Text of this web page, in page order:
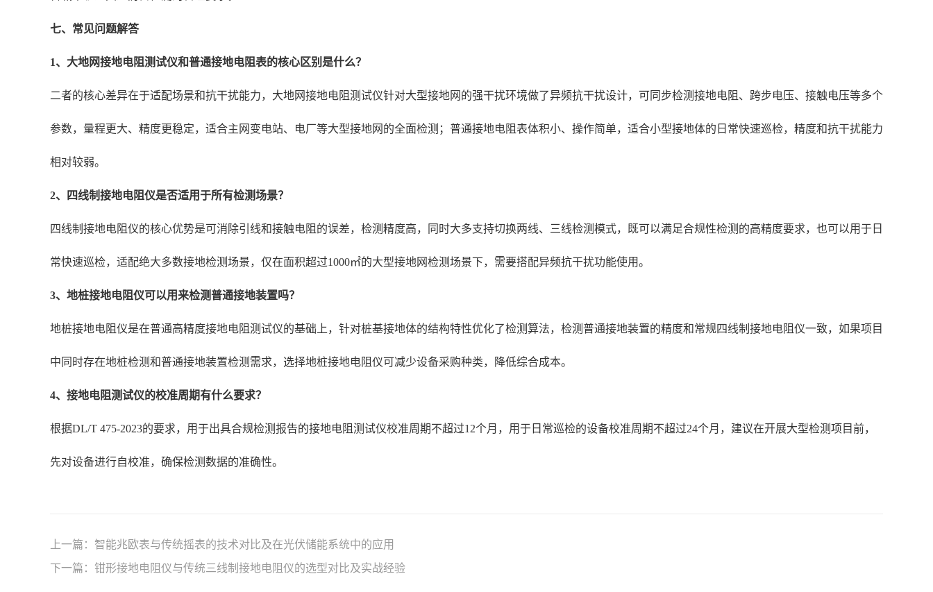
七、常见问题解答
1、大地网接地电阻测试仪和普通接地电阻表的核心区别是什么？
二者的核心差异在于适配场景和抗干扰能力，大地网接地电阻测试仪针对大型接地网的强干扰环境做了异频抗干扰设计，可同步检测接地电阻、跨步电压、接触电压等多个
参数，量程更大、精度更稳定，适合主网变电站、电厂等大型接地网的全面检测；普通接地电阻表体积小、操作简单，适合小型接地体的日常快速巡检，精度和抗干扰能力
相对较弱。
2、四线制接地电阻仪是否适用于所有检测场景？
四线制接地电阻仪的核心优势是可消除引线和接触电阻的误差，检测精度高，同时大多支持切换两线、三线检测模式，既可以满足合规性检测的高精度要求，也可以用于日
常快速巡检，适配绝大多数接地检测场景，仅在面积超过1000㎡的大型接地网检测场景下，需要搭配异频抗干扰功能使用。
3、地桩接地电阻仪可以用来检测普通接地装置吗？
地桩接地电阻仪是在普通高精度接地电阻测试仪的基础上，针对桩基接地体的结构特性优化了检测算法，检测普通接地装置的精度和常规四线制接地电阻仪一致，如果项目
中同时存在地桩检测和普通接地装置检测需求，选择地桩接地电阻仪可减少设备采购种类，降低综合成本。
4、接地电阻测试仪的校准周期有什么要求？
根据DL/T 475-2023的要求，用于出具合规检测报告的接地电阻测试仪校准周期不超过12个月，用于日常巡检的设备校准周期不超过24个月，建议在开展大型检测项目前，
先对设备进行自校准，确保检测数据的准确性。
上一篇： 智能兆欧表与传统摇表的技术对比及在光伏储能系统中的应用
下一篇： 钳形接地电阻仪与传统三线制接地电阻仪的选型对比及实战经验